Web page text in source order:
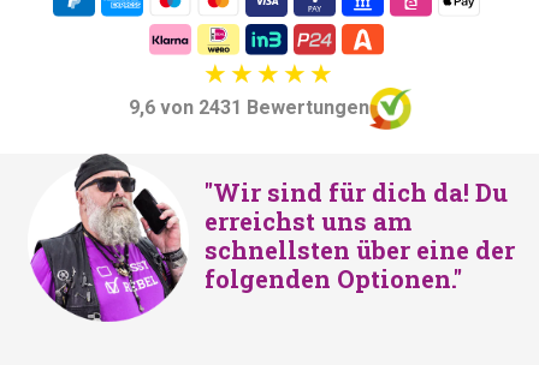
9,6 von 2431 Bewertungen
"Wir sind für dich da! Du
erreichst uns am
schnellsten über eine der
folgenden Optionen."